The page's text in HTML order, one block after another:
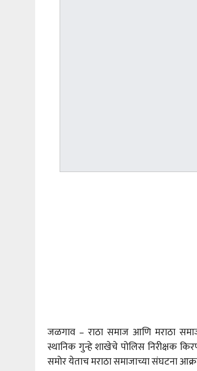
जळगाव – राठा समाज आणि मराठा
स्थानिक गुन्हे शाखेचे पोलिस निरीक्षक
समोर येताच मराठा समाजाच्या संघटना